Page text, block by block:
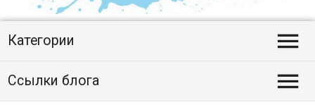
Категории 
Ссылки блога 